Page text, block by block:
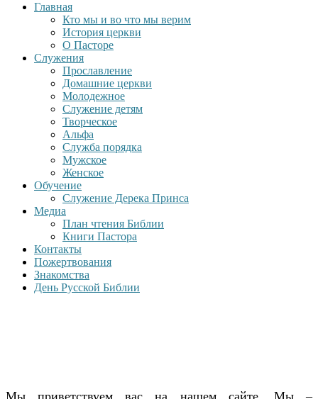
Главная
Кто мы и во что мы верим
История церкви
О Пасторе
Служения
Прославление
Домашние церкви
Молодежное
Служение детям
Творческое
Альфа
Служба порядка
Мужское
Женское
Обучение
Служение Дерека Принса
Медиа
План чтения Библии
Книги Пастора
Контакты
Пожертвования
Знакомства
День Русской Библии
Мы приветствуем вас на нашем сайте. Мы –